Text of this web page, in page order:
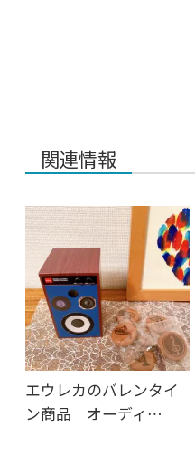
関連情報
エウレカのバレンタイ
ン商品 オーディ…